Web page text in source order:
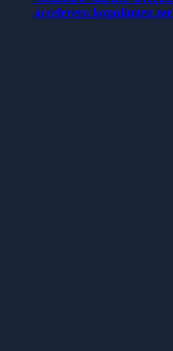
accelerera kopplingen